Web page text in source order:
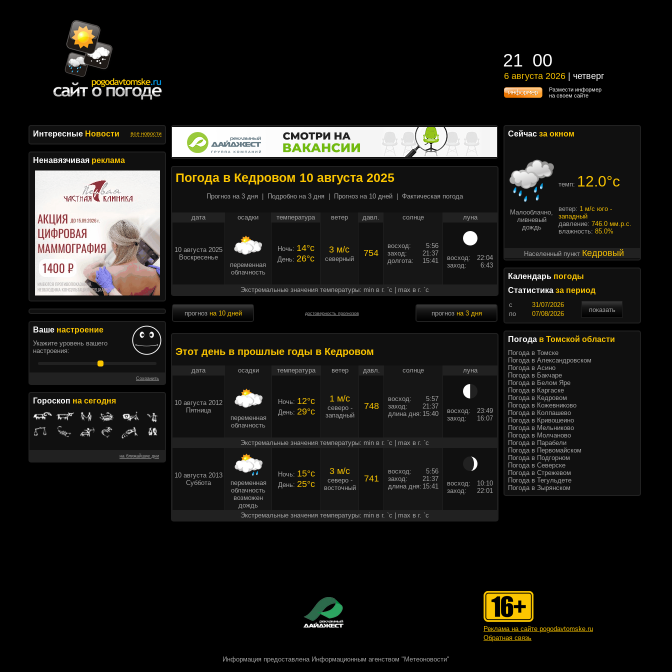
21 00
21 00
6 августа 2026 | четверг
6 августа 2026 | четверг
Размести информер
на своем сайте
Интересные Новости все новости
Ненавязчивая реклама
Ваше настроение
Укажите уровень вашего
настроения:
Сохранить
Гороскоп на сегодня
на ближайшие дни
Погода в Кедровом 10 августа 2025
Прогноз на 3 дня Подробно на 3 дня Прогноз на 10 дней Фактическая погода
дата осадки температура ветер давл. солнце луна
10 августа 2025
Воскресенье
переменная
облачность
Ночь: 14°c
День: 26°c
3 м/c
северный
754
восход:
5:56
заход:
21:37
долгота:
15:41 восход:
22:04
заход:
6:43
Экстремальные значения температуры: min в г. `c | max в г. `c
прогноз на 10 дней достоверность прогнозов прогноз на 3 дня
Этот день в прошлые годы в Кедровом
дата осадки температура ветер давл. солнце луна
10 августа 2012
Пятница
переменная
облачность
Ночь: 12°c
День: 29°c
1 м/c
северо -
западный
748
восход:
5:57
заход:
21:37
длина дня: 15:40 восход:
23:49
заход:
16:07
Экстремальные значения температуры: min в г. `c | max в г. `c
10 августа 2013
Суббота
переменная
облачность
возможен
дождь
Ночь: 15°c
День: 25°c
3 м/c
северо -
восточный
741
восход:
5:56
заход:
21:37
длина дня: 15:41 восход:
10:10
заход:
22:01
Экстремальные значения температуры: min в г. `c | max в г. `c
Сейчас за окном
темп: 12.0°c
Малооблачно,
ливневый
дождь
ветер: 1 м/с юго -
западный
давление: 746.0 мм.р.с.
влажность: 85.0%
Населенный пункт Кедровый
Календарь погоды
Статистика за период
c
показать
по
Погода в Томской области
Погода в Томске
Погода в Александровском
Погода в Асино
Погода в Бакчаре
Погода в Белом Яре
Погода в Каргаске
Погода в Кедровом
Погода в Кожевниково
Погода в Колпашево
Погода в Кривошеино
Погода в Мельниково
Погода в Молчаново
Погода в Парабели
Погода в Первомайском
Погода в Подгорном
Погода в Северске
Погода в Стрежевом
Погода в Тегульдете
Погода в Зырянском
Реклама на сайте pogodavtomske.ru
Обратная связь
Информация предоставлена Информационным агенством "Метеоновости"